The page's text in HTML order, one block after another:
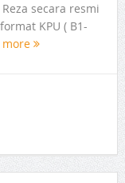
secara resmi
KPU ( B1-
more